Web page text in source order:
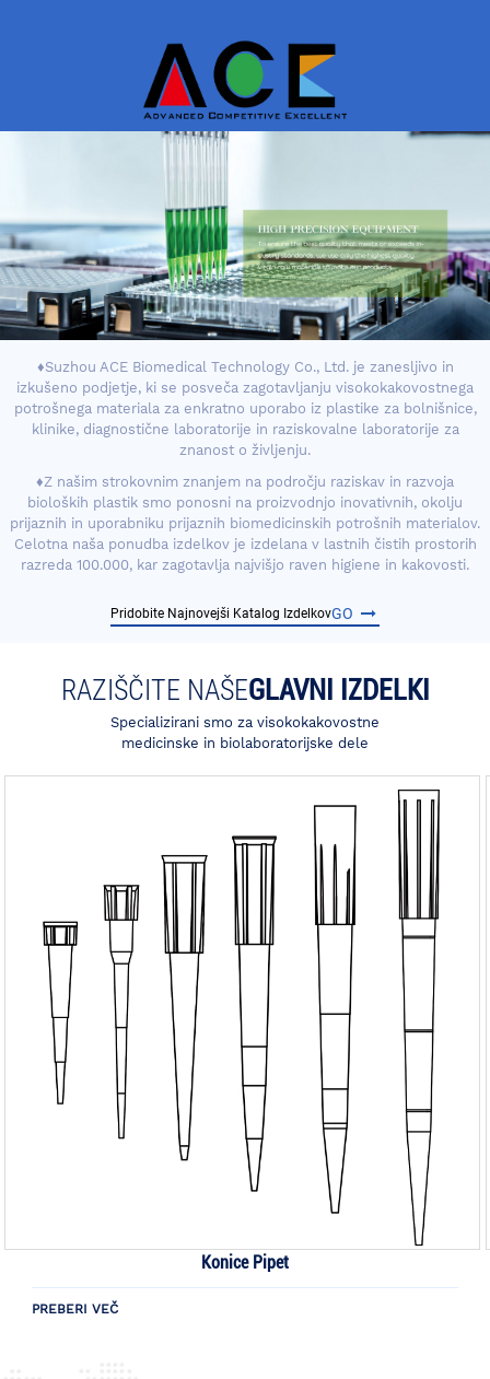
Pridobite Najnovejši Katalog IzdelkovGO
♦Suzhou ACE Biomedical Technology Co., Ltd. je zanesljivo in
izkušeno podjetje, ki se posveča zagotavljanju visokokakovostnega
potrošnega materiala za enkratno uporabo iz plastike za bolnišnice,
klinike, diagnostične laboratorije in raziskovalne laboratorije za
znanost o življenju.
♦Z našim strokovnim znanjem na področju raziskav in razvoja
bioloških plastik smo ponosni na proizvodnjo inovativnih, okolju
prijaznih in uporabniku prijaznih biomedicinskih potrošnih materialov.
Celotna naša ponudba izdelkov je izdelana v lastnih čistih prostorih
razreda 100.000, kar zagotavlja najvišjo raven higiene in kakovosti.
RAZIŠČITE NAŠEGLAVNI IZDELKI
Specializirani smo za visokokakovostne
medicinske in biolaboratorijske dele
Konice Pipet
PREBERI VEČ